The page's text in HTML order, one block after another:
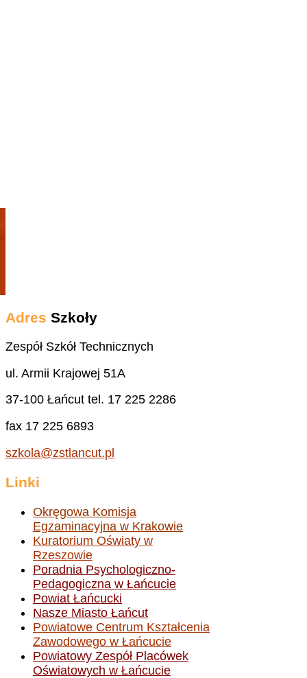
Adres Szkoły
Zespół Szkół Technicznych
ul. Armii Krajowej 51A
37-100 Łańcut tel. 17 225 2286
fax 17 225 6893
szkola@zstlancut.pl
Linki
Okręgowa Komisja
Egzaminacyjna w Krakowie
Kuratorium Oświaty w
Rzeszowie
Poradnia Psychologiczno-
Pedagogiczna w Łańcucie
Powiat Łańcucki
Nasze Miasto Łańcut
Powiatowe Centrum Kształcenia
Zawodowego w Łańcucie
Powiatowy Zespół Placówek
Oświatowych w Łańcucie